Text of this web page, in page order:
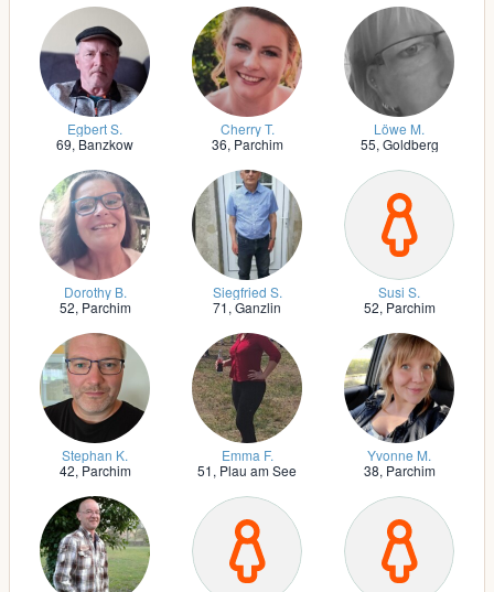
Egbert S.
69, Banzkow
Cherry T.
36, Parchim
Löwe M.
55, Goldberg
Dorothy B.
52, Parchim
Siegfried S.
71, Ganzlin
Susi S.
52, Parchim
Stephan K.
42, Parchim
Emma F.
51, Plau am See
Yvonne M.
38, Parchim